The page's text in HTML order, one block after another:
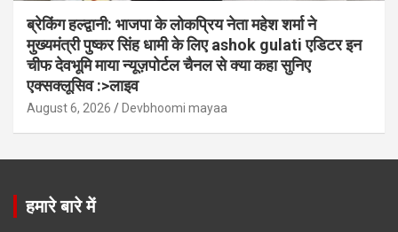
ब्रेकिंग हल्द्वानी: भाजपा के लोकप्रिय नेता महेश शर्मा ने
मुख्यमंत्री पुष्कर सिंह धामी के लिए ashok gulati एडिटर इन
चीफ देवभूमि माया न्यूज़पोर्टल चैनल से क्या कहा सुनिए
एक्सक्लूसिव :>लाइव
August 6, 2026 Devbhoomi mayaa
हमारे बारे में